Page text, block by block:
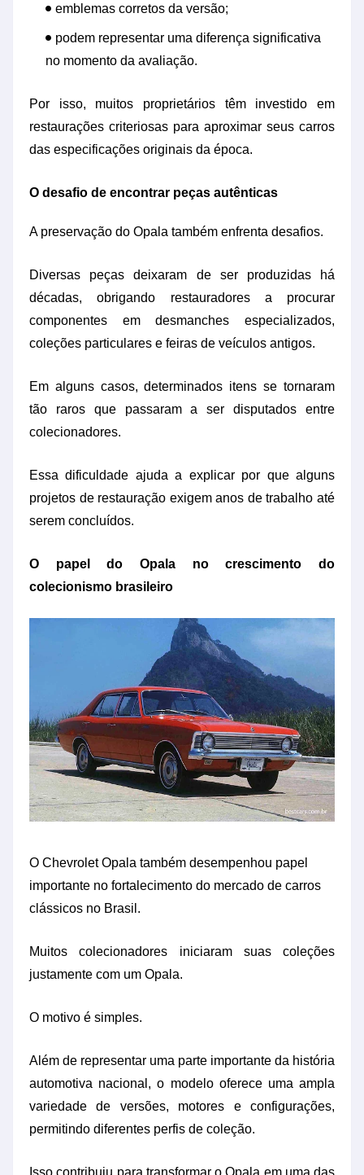
emblemas corretos da versão;
podem representar uma diferença significativa
no momento da avaliação.
Por isso, muitos proprietários têm investido em
restaurações criteriosas para aproximar seus carros
das especificações originais da época.
O desafio de encontrar peças autênticas
A preservação do Opala também enfrenta desafios.
Diversas peças deixaram de ser produzidas há
décadas, obrigando restauradores a procurar
componentes em desmanches especializados,
coleções particulares e feiras de veículos antigos.
Em alguns casos, determinados itens se tornaram
tão raros que passaram a ser disputados entre
colecionadores.
Essa dificuldade ajuda a explicar por que alguns
projetos de restauração exigem anos de trabalho até
serem concluídos.
O papel do Opala no crescimento do
colecionismo brasileiro
O Chevrolet Opala também desempenhou papel
importante no fortalecimento do mercado de carros
clássicos no Brasil.
Muitos colecionadores iniciaram suas coleções
justamente com um Opala.
O motivo é simples.
Além de representar uma parte importante da história
automotiva nacional, o modelo oferece uma ampla
variedade de versões, motores e configurações,
permitindo diferentes perfis de coleção.
Isso contribuiu para transformar o Opala em uma das